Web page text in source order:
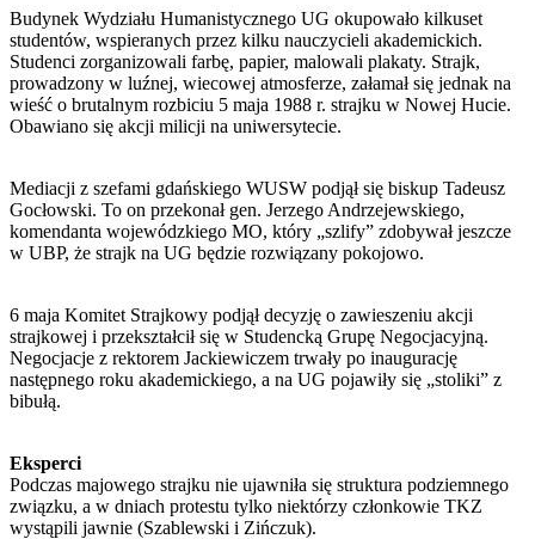
Budynek Wydziału Humanistycznego UG okupowało kilkuset
studentów, wspieranych przez kilku nauczycieli akademickich.
Studenci zorganizowali farbę, papier, malowali plakaty. Strajk,
prowadzony w luźnej, wiecowej atmosferze, załamał się jednak na
wieść o brutalnym rozbiciu 5 maja 1988 r. strajku w Nowej Hucie.
Obawiano się akcji milicji na uniwersytecie.
Mediacji z szefami gdańskiego WUSW podjął się biskup Tadeusz
Gocłowski. To on przekonał gen. Jerzego Andrzejewskiego,
komendanta wojewódzkiego MO, który „szlify” zdobywał jeszcze
w UBP, że strajk na UG będzie rozwiązany pokojowo.
6 maja Komitet Strajkowy podjął decyzję o zawieszeniu akcji
strajkowej i przekształcił się w Studencką Grupę Negocjacyjną.
Negocjacje z rektorem Jackiewiczem trwały po inaugurację
następnego roku akademickiego, a na UG pojawiły się „stoliki” z
bibułą.
Eksperci
Podczas majowego strajku nie ujawniła się struktura podziemnego
związku, a w dniach protestu tylko niektórzy członkowie TKZ
wystąpili jawnie (Szablewski i Zińczuk).